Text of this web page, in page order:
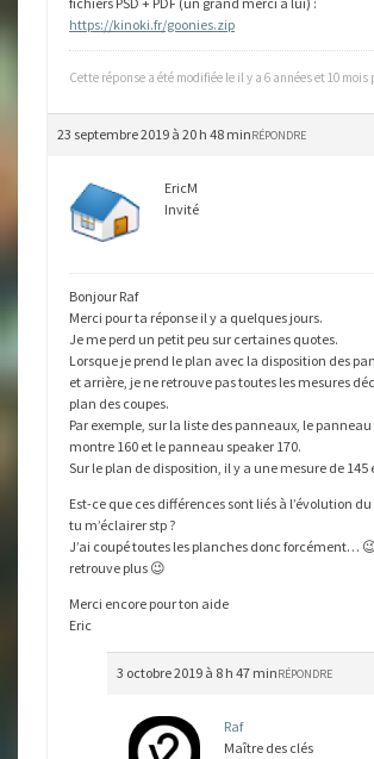
https://kinoki.fr/goonies.zip
Cette réponse a été modifiée le il y a 6 années et 10 mois
23 septembre 2019 à 20 h 48 minRÉPONDRE
EricM
Invité
Bonjour Raf
Merci pour ta réponse il y a quelques jours.
Je me perd un petit peu sur certaines quotes.
Lorsque je prend le plan avec la disposition des
et arrière, je ne retrouve pas toutes les mesures
plan des coupes.
Par exemple, sur la liste des panneaux, le
montre 160 et le panneau speaker 170.
Sur le plan de disposition, il y a une mesure de 145
Est-ce que ces différences sont liés à l’évolution du
tu m’éclairer stp ?
J’ai coupé toutes les planches donc forcément…
retrouve plus 😉
Merci encore pour ton aide
Eric
3 octobre 2019 à 8 h 47 minRÉPONDRE
Raf
Maître des clés